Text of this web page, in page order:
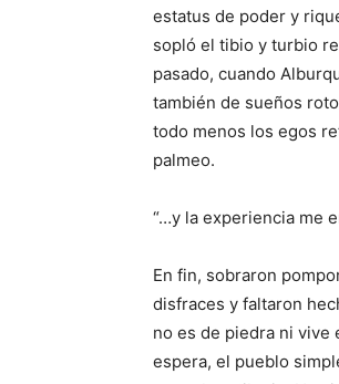
estatus de poder y
sopló el tibio y turbio
pasado, cuando
también de sueños
todo menos los egos
palmeo.
“…y la experiencia me
En fin, sobraron
disfraces y faltaron
no es de piedra ni vive
espera, el pueblo